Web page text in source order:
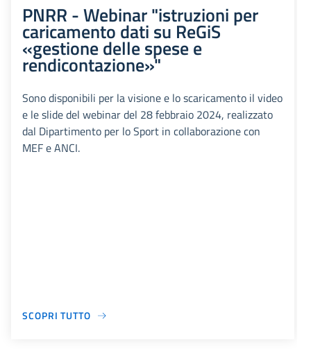
PNRR - Webinar "istruzioni per
caricamento dati su ReGiS
«gestione delle spese e
rendicontazione»"
Sono disponibili per la visione e lo scaricamento il video
e le slide del webinar del 28 febbraio 2024, realizzato
dal Dipartimento per lo Sport in collaborazione con
MEF e ANCI.
SCOPRI TUTTO